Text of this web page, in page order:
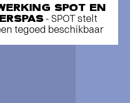
SPOT EN
- SPOT stelt
tegoed beschikbaar